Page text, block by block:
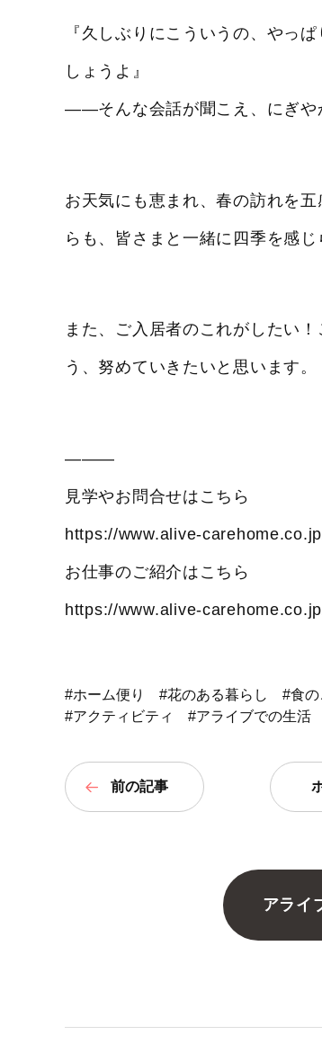
『久しぶりにこういうの、やっ
しょうよ』
——そんな会話が聞こえ、にぎや
お天気にも恵まれ、春の訪れを
らも、皆さまと一緒に四季を感
また、ご入居者のこれがしたい
う、努めていきたいと思います。
―――
見学やお問合せはこちら
https://www.alive-
お仕事のご紹介はこちら
https://www.alive-
#ホーム便り #花のある暮らし #食の
#アクティビティ
#アライブでの生活
前の記事
アライ